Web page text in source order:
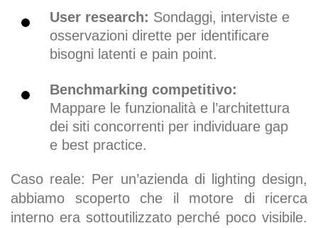
User research: Sondaggi, interviste e
osservazioni dirette per identificare
bisogni latenti e pain point.
Benchmarking competitivo:
Mappare le funzionalità e l’architettura
dei siti concorrenti per individuare gap
e best practice.
Caso reale: Per un’azienda di lighting design,
abbiamo scoperto che il motore di ricerca
interno era sottoutilizzato perché poco visibile.